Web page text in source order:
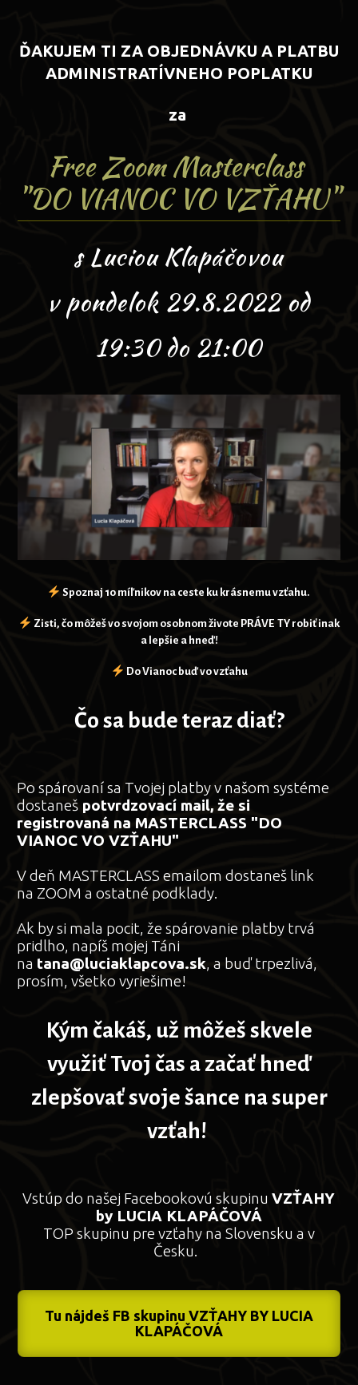
ĎAKUJEM TI ZA OBJEDNÁVKU A PLATBU
ADMINISTRATÍVNEHO POPLATKU
za
Free Zoom Masterclass
"DO VIANOC VO VZŤAHU"
s Luciou Klapáčovou
v pondelok 29.8.2022 od
19:30 do 21:00
Spoznaj 10 míľnikov na ceste ku krásnemu vzťahu.
Zisti, čo môžeš vo svojom osobnom živote PRÁVE TY robiť inak
a lepšie a hneď!
Do Vianoc buď vo vzťahu
Čo sa bude teraz diať?
Po spárovaní sa Tvojej platby v našom systéme
dostaneš potvrdzovací mail, že si
registrovaná na MASTERCLASS "DO
VIANOC VO VZŤAHU"
V deň MASTERCLASS emailom dostaneš link
na ZOOM a ostatné podklady.
Ak by si mala pocit, že spárovanie platby trvá
pridlho, napíš mojej Táni
na tana@luciaklapcova.sk, a buď trpezlivá,
prosím, všetko vyriešime!
Kým čakáš, už môžeš skvele
využiť Tvoj čas a začať hneď
zlepšovať svoje šance na super
vzťah!
Vstúp do našej Facebookovú skupinuVZŤAHY
by LUCIA KLAPÁČOVÁ
TOP skupinu pre vzťahy na Slovensku a v
Česku.
Tu nájdeš FB skupinu VZŤAHY BY LUCIA
KLAPÁČOVÁ